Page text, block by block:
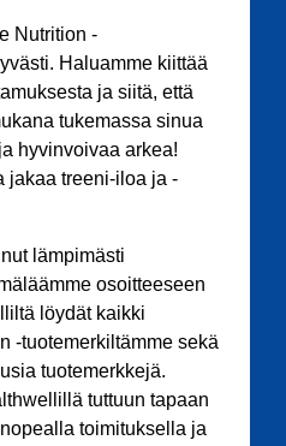
Nutrition -
Haluamme kiittää
ja siitä, että
tukemassa sinua
hyvinvoivaa arkea!
jakaa treeni-iloa ja -
lämpimästi
osoitteeseen
löydät kaikki
-tuotemerkiltämme sekä
tuotemerkkejä.
tuttuun tapaan
toimituksella ja